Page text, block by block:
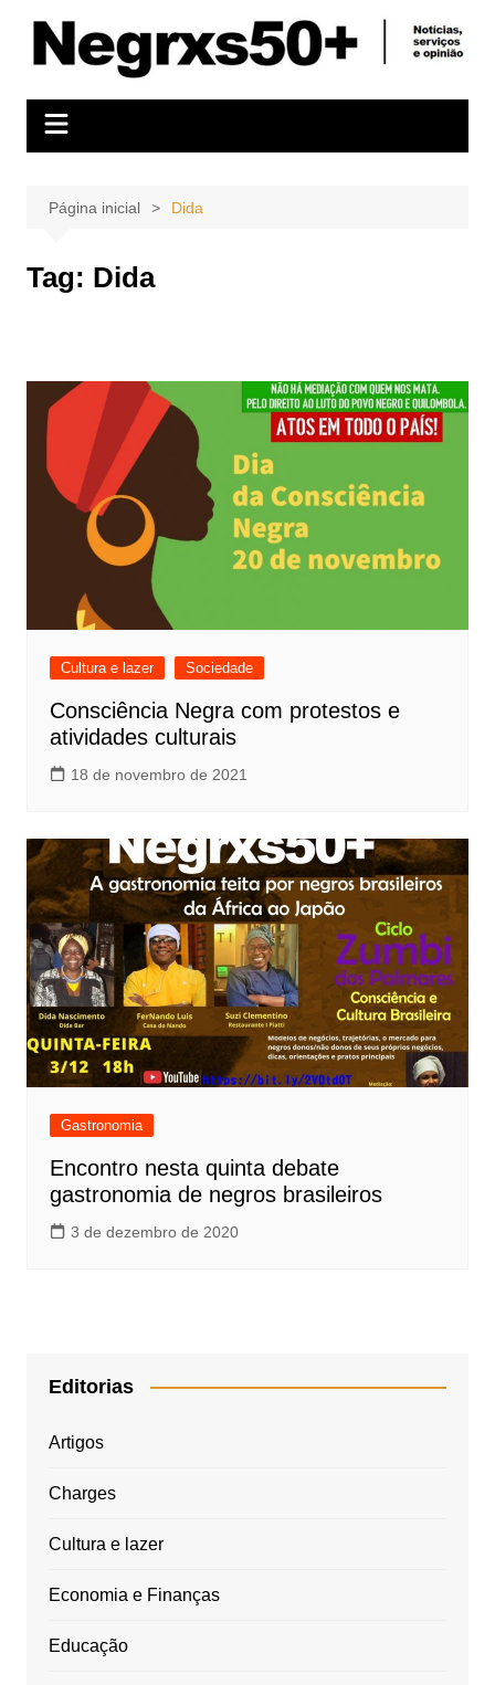
conteúdo
Página inicial Dida
Tag: Dida
Cultura e lazer Sociedade
Consciência Negra com protestos e
atividades culturais
18 de novembro de 2021
Gastronomia
Encontro nesta quinta debate
gastronomia de negros brasileiros
3 de dezembro de 2020
Editorias
Artigos
Charges
Cultura e lazer
Economia e Finanças
Educação